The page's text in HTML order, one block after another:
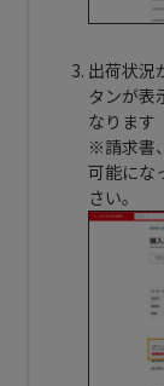
出荷状況
タンが表
なります
※請求書
可能にな
さい。